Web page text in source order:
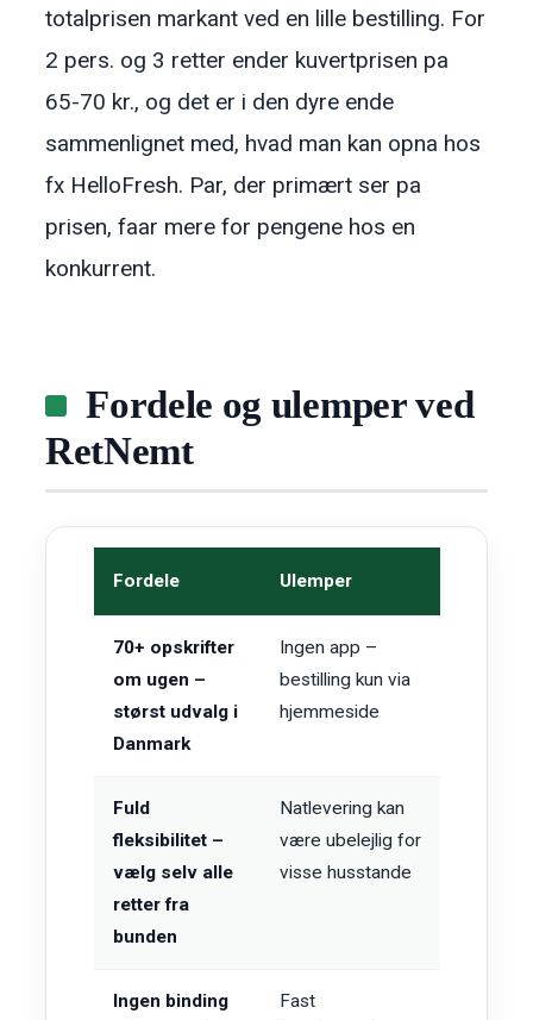
totalprisen markant ved en lille bestilling. For
2 pers. og 3 retter ender kuvertprisen pa
65-70 kr., og det er i den dyre ende
sammenlignet med, hvad man kan opna hos
fx HelloFresh. Par, der primært ser pa
prisen, faar mere for pengene hos en
konkurrent.
Fordele og ulemper ved
RetNemt
Fordele Ulemper
70+ opskrifter
om ugen –
størst udvalg i
Danmark
Ingen app –
bestilling kun via
hjemmeside
Fuld
fleksibilitet –
vælg selv alle
retter fra
bunden
Natlevering kan
være ubelejlig for
visse husstande
Ingen binding
Fast